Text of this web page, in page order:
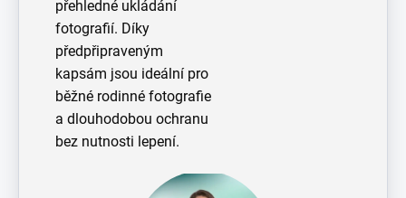
přehledné ukládání
fotografií. Díky
předpřipraveným
kapsám jsou ideální pro
běžné rodinné fotografie
a dlouhodobou ochranu
bez nutnosti lepení.